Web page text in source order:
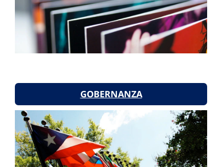
GOBERNANZA